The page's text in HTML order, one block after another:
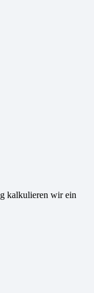
kalkulieren wir ein